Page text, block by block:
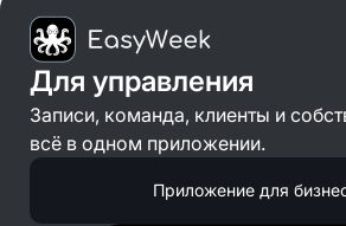
Для управления
Записи, команда, клиенты и
всё в одном приложении.
Приложение для